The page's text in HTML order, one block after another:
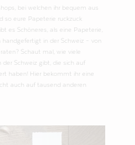
bei welchen ihr bequem aus
so eure Papeterie ruckzuck
es Schöneres, als eine Papeterie,
in der Schweiz – von
Schaut mal, wie viele
Schweiz gibt, die sich auf
haben! Hier bekommt ihr eine
auch auf tausend anderen